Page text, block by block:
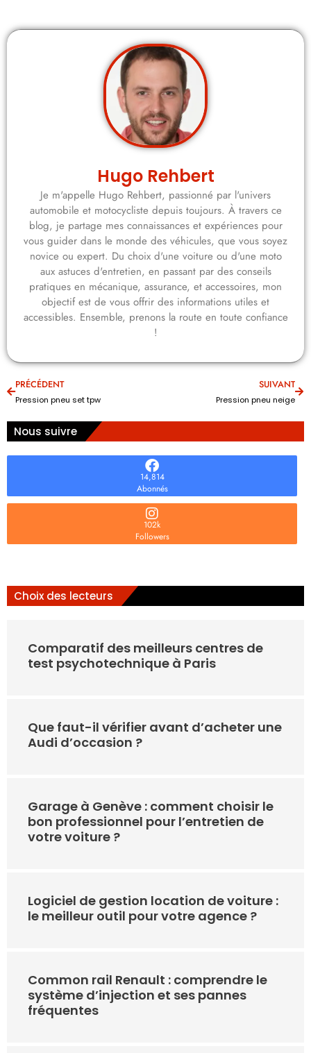
Hugo Rehbert
Je m'appelle Hugo Rehbert, passionné par l'univers
automobile et motocycliste depuis toujours. À travers ce
blog, je partage mes connaissances et expériences pour
vous guider dans le monde des véhicules, que vous soyez
novice ou expert. Du choix d'une voiture ou d'une moto
aux astuces d'entretien, en passant par des conseils
pratiques en mécanique, assurance, et accessoires, mon
objectif est de vous offrir des informations utiles et
accessibles. Ensemble, prenons la route en toute confiance
!
PRÉCÉDENT
Pression pneu set tpw
SUIVANT
Pression pneu neige
Nous suivre
14,814
Abonnés
102k
Followers
Choix des lecteurs
Comparatif des meilleurs centres de
test psychotechnique à Paris
Que faut-il vérifier avant d’acheter une
Audi d’occasion ?
Garage à Genève : comment choisir le
bon professionnel pour l’entretien de
votre voiture ?
Logiciel de gestion location de voiture :
le meilleur outil pour votre agence ?
Common rail Renault : comprendre le
système d’injection et ses pannes
fréquentes